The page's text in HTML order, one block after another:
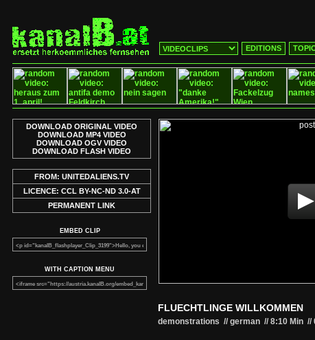
EDITIONS
DOWNLOAD ORIGINAL VIDEO
DOWNLOAD MP4 VIDEO
DOWNLOAD OGV VIDEO
DOWNLOAD FLASH VIDEO
FROM: UNITEDALIENS.TV
LICENCE: CCL BY-NC-ND 3.0-AT
PERMANENT LINK
EMBED CLIP
WITH CAPTION MENU
FLUECHTLINGE WILLKOMMEN
demonstrations // german // 8:10 Min //